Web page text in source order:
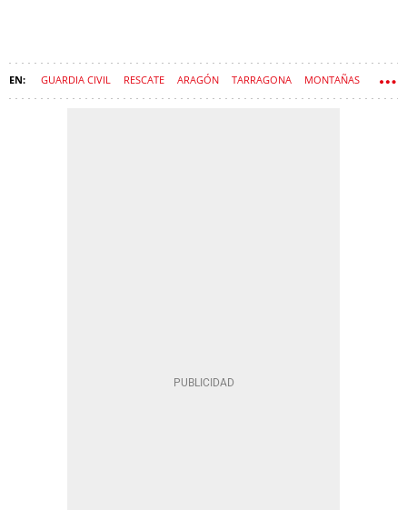
GUARDIA CIVIL RESCATE ARAGÓN TARRAGONA MONTAÑAS